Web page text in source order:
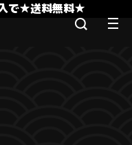
で★送料無料★